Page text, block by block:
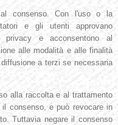
consenso. Con l'uso o la
e gli utenti approvano
privacy e acconsentono al
alle modalità e alle finalità
a terzi se necessaria
alla raccolta e al trattamento
consenso, e può revocare in
Tuttavia negare il consenso